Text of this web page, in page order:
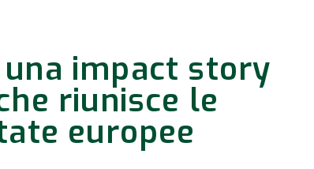
una impact story
riunisce le
europee